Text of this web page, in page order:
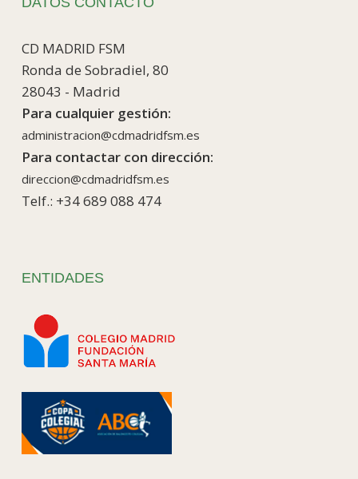
CD MADRID FSM
Ronda de Sobradiel, 80
28043 - Madrid
Para cualquier gestión:
administracion@cdmadridfsm.es
Para contactar con dirección:
direccion@cdmadridfsm.es
Telf.: +34 689 088 474
ENTIDADES